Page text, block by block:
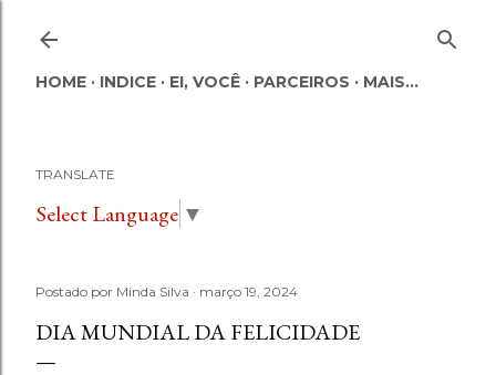
HOME INDICE EI, VOCÊ PARCEIROS MAIS…
TRANSLATE
Select Language ▼
Postado por Minda Silva março 19, 2024
DIA MUNDIAL DA FELICIDADE